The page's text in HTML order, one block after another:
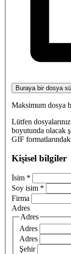
Buraya bir dosya
Maksimum dosya
Lütfen
boyutunda olacak
GIF
Kişisel bilgiler
İsim *
Soy isim *
Firma
Adres
Adres
Adres
Adres
Şehir